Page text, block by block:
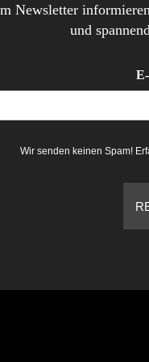
Newsletter
und
Wir senden keinen Spam!